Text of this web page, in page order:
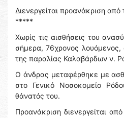
Διενεργείται προανάκριση από
*****
Χωρίς τις αισθήσεις του
σήμερα, 76χρονος λουόμενος,
της παραλίας Καλαβάρδων ν.
Ο άνδρας μεταφέρθηκε με
στο Γενικό Νοσοκομείο
θάνατός του.
Προανάκριση διενεργείται